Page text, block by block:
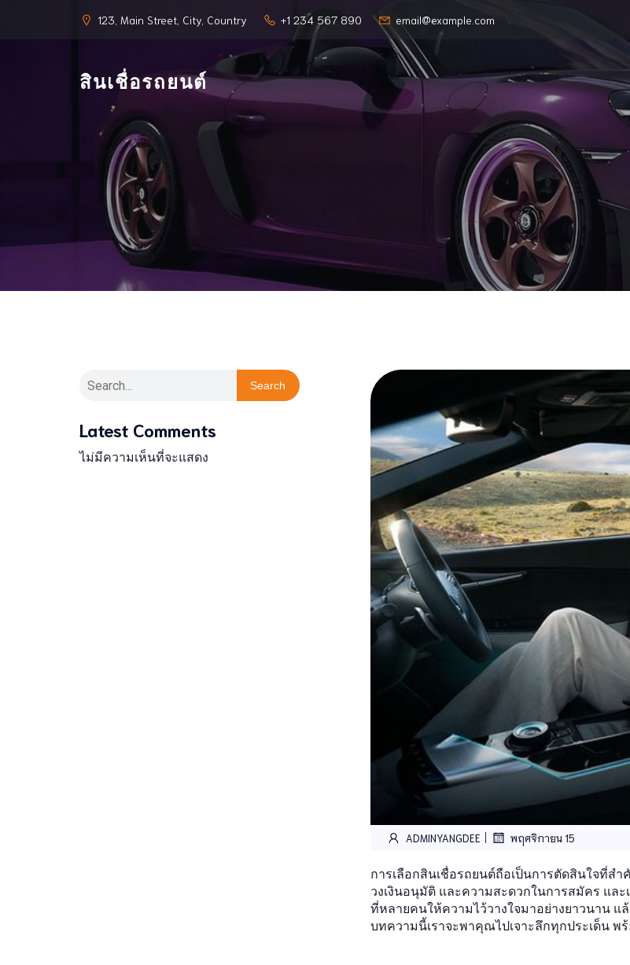
123, Main Street, City, Country +1 234 567 890 email@example.com
สินเชื่อรถยนต์
Search
Latest Comments
ไม่มีความเห็นที่จะแสดง
ADMINYANGDEE พฤศจิกายน 15
การเลือกสินเชื่อรถยนต์ถือเป็นการตัดสินใจที่ส
วงเงินอนุมัติ และความสะดวกในการสมัคร แล
ที่หลายคนให้ความไว้วางใจมาอย่างยาวนาน แ
บทความนี้เราจะพาคุณไปเจาะลึกทุกประเด็น